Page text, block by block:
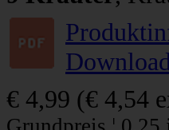
Download
€ 4,99 (€ 4,54